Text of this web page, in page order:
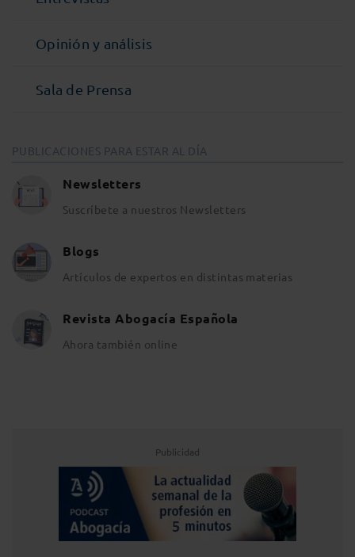
Opinión y análisis
Sala de Prensa
PUBLICACIONES PARA ESTAR AL DÍA
Newsletters
Suscríbete a nuestros Newsletters
Blogs
Artículos de expertos en distintas materias
Revista Abogacía Española
Ahora también online
Publicidad